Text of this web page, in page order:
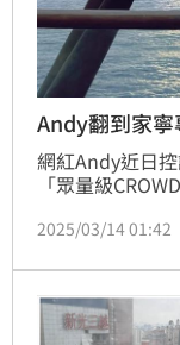
Andy翻到家
網紅Andy近日
「眾量級
除董事職位，甚
分手後的一部斷
家寧遺留的專櫃
導
2025/03/14 01:42